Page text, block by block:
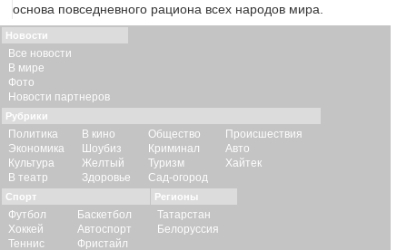
основа повседневного рациона всех народов мира.
Новости
Все новости
В мире
Фото
Новости партнеров
Рубрики
Политика
Экономика
Культура
В театр
В кино
Шоубиз
Желтый
Здоровье
Общество
Криминал
Туризм
Сад-огород
Происшествия
Авто
Хайтек
Спорт
Футбол
Хоккей
Теннис
Баскетбол
Автоспорт
Фристайл
Регионы
Татарстан
Белоруссия